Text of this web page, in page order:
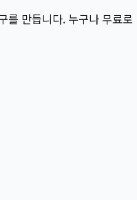
만듭니다. 누구나 무료로